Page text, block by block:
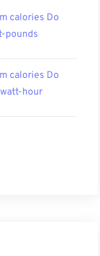
calories Do
pounds
calories Do
hour